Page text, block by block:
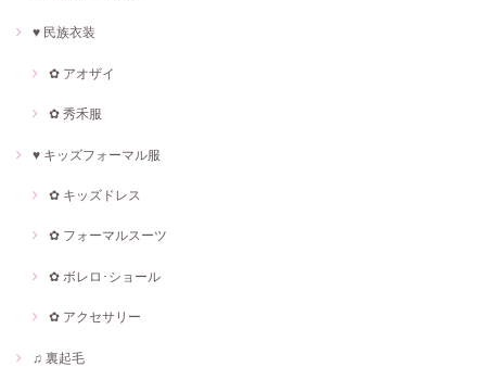
♥ 民族衣装
✿ アオザイ
✿ 秀禾服
♥ キッズフォーマル服
✿ キッズドレス
✿ フォーマルスーツ
✿ ボレロ･ショール
✿ アクセサリー
♫ 裏起毛